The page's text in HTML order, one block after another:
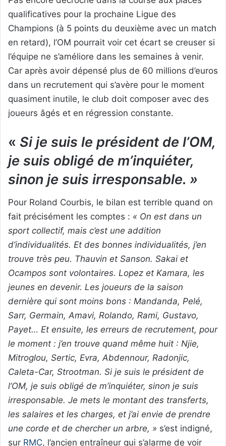
qualificatives pour la prochaine Ligue des
Champions (à 5 points du deuxième avec un match
en retard), l’OM pourrait voir cet écart se creuser si
l’équipe ne s’améliore dans les semaines à venir.
Car après avoir dépensé plus de 60 millions d’euros
dans un recrutement qui s’avère pour le moment
quasiment inutile, le club doit composer avec des
joueurs âgés et en régression constante.
« Si je suis le président de l’OM,
je suis obligé de m’inquiéter,
sinon je suis irresponsable. »
Pour Roland Courbis, le bilan est terrible quand on
fait précisément les comptes : « On est dans un
sport collectif, mais c’est une addition
d’individualités. Et des bonnes individualités, j’en
trouve très peu. Thauvin et Sanson. Sakai et
Ocampos sont volontaires. Lopez et Kamara, les
jeunes en devenir. Les joueurs de la saison
dernière qui sont moins bons : Mandanda, Pelé,
Sarr, Germain, Amavi, Rolando, Rami, Gustavo,
Payet… Et ensuite, les erreurs de recrutement, pour
le moment : j’en trouve quand même huit : Njie,
Mitroglou, Sertic, Evra, Abdennour, Radonjic,
Caleta-Car, Strootman. Si je suis le président de
l’OM, je suis obligé de m’inquiéter, sinon je suis
irresponsable. Je mets le montant des transferts,
les salaires et les charges, et j’ai envie de prendre
une corde et de chercher un arbre, » s’est indigné,
sur RMC, l’ancien entraîneur qui s’alarme de voir